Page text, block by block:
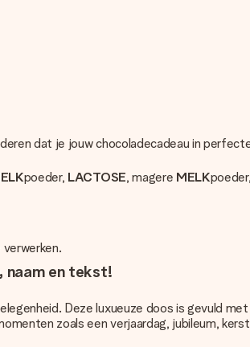
dat je jouw chocoladecadeau in
poeder, LACTOSE, magere MELK
naam en tekst!
Deze luxueuze doos is gevuld
zoals een verjaardag, jubileum,